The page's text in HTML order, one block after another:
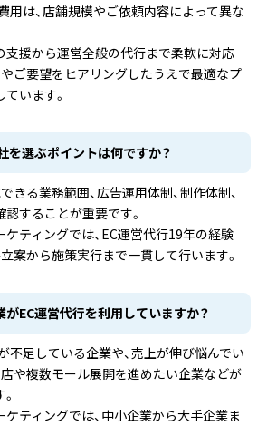
用は、店舗規模やご依頼内容によって異な
支援から運営全般の代行まで柔軟に対応
やご要望をヒアリングしたうえで最適なプ
います。
を選ぶポイントは何ですか？
きる業務範囲、広告運用体制、制作体制、
することが重要です。
ケティングでは、EC運営代行19年の経験
案から施策実行まで一貫して行います。
がEC運営代行を利用していますか？
不足している企業や、売上が伸び悩んでい
店や複数モール展開を進めたい企業などが
ティングでは、中小企業から大手企業ま